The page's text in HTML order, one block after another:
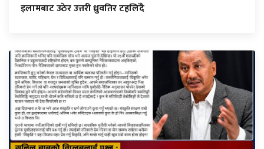
इलामबाट उठेर उत्तरी ध्रुवतिर टहलिँदै